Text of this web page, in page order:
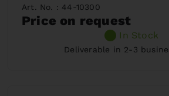
Art. No. : 44-10300
Price on request
In Stock
Deliverable in 2-3